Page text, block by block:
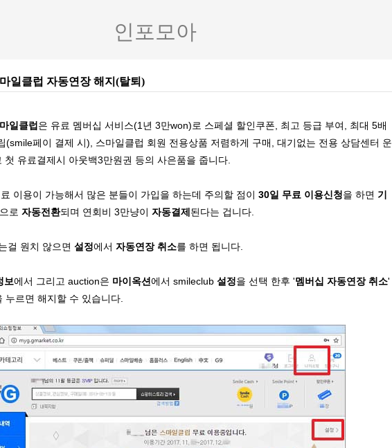
인포모아
일클럽 자동연장 해지(탈퇴)
일클럽 은 유료 멤버십 서비스(1년 3만won)로 스페셜 할인쿠폰, 최고 등급 부여, 최대 5배
(smile페이 결제 시), 스마일클럽 회원 전용상품 저렴하게 구매, 대기없는 전용 상담센터 운
첫 유료결제시 아웃백3만원권 등의 사은품을 줍니다.
이용이 가능해서 많은 분들이 가입을 하는데 주의할 점이 30일 무료 이용신청을 하면 기
로 자동전환되며 연회비 3만냥이 자동결제 된다는 겁니다.
걸 원치 않으면 설정에서 자동연장 취소를 하면 됩니다.
보에서 그리고 auction은 마이옥션에서 smileclub 설정을 선택 한후 '멤버십 자동연장 취소'
누르면 해지할 수 있습니다.